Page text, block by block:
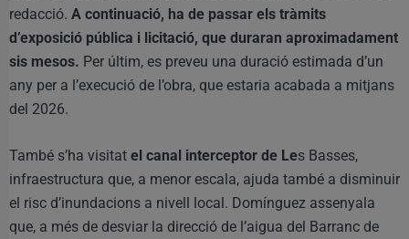
redacció. A continuació, ha de passar els tràmits
d’exposició pública i licitació, que duraran aproximadament
sis mesos. Per últim, es preveu una duració estimada d’un
any per a l’execució de l’obra, que estaria acabada a mitjans
del 2026.
També s’ha visitat el canal interceptor de Les Basses,
infraestructura que, a menor escala, ajuda també a disminuir
el risc d’inundacions a nivell local. Domínguez assenyala
que, a més de desviar la direcció de l’aigua del Barranc de